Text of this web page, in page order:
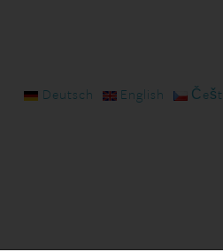
Deutsch English